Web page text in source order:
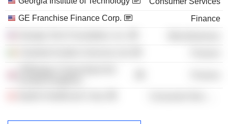
GE Franchise Finance Corp.
Finance